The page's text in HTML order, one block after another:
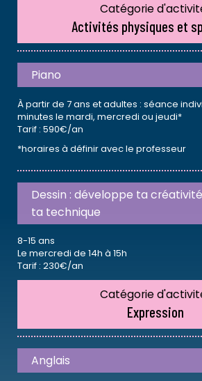
Catégorie
Activités physiques et
Piano
À partir de 7 ans et adultes : séance
minutes le mardi, mercredi ou jeudi*
Tarif : 590€/an
*horaires à définir avec le professeur
Dessin : développe ta
ta technique
8-15 ans
Le mercredi de 14h à 15h
Tarif : 230€/an
Catégorie
Expression
Anglais